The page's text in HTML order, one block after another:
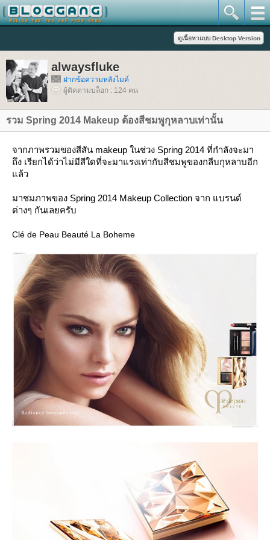
alwaysfluke
ฝากข้อความหลังไมค์
ผู้ติดตามบล็อก : 124 คน
รวม Spring 2014 Makeup ต้องสีชมพูกุหลาบเท่านั้น
จากภาพรวมของสีสัน makeup ในช่วง Spring 2014 ที่กำลังจะมา
ถึง เรียกได้ว่าไม่มีสีใดที่จะมาแรงเท่ากับสีชมพูของกลีบกุหลาบอีก
ล้ว
มาชมภาพของ Spring 2014 Makeup Collection จาก แบรนด์
ต่างๆ กันเลยครับ
Clé de Peau Beauté La Boheme